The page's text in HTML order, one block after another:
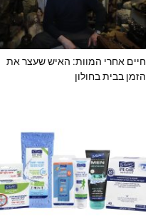
חיים אחרי המוות: האיש שעצר את
הזמן בבית בחולון